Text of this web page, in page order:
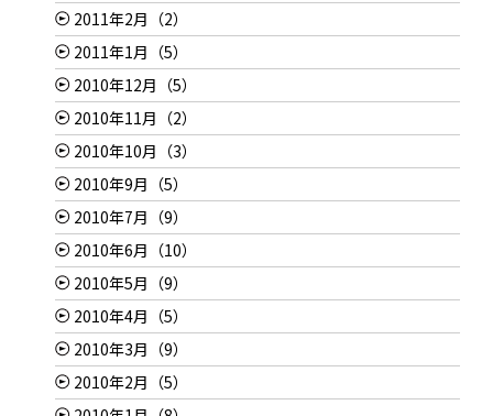
2011年2月（2）
2011年1月（5）
2010年12月（5）
2010年11月（2）
2010年10月（3）
2010年9月（5）
2010年7月（9）
2010年6月（10）
2010年5月（9）
2010年4月（5）
2010年3月（9）
2010年2月（5）